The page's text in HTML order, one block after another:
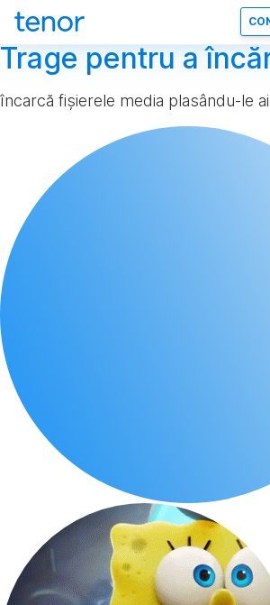
Trage pentru a
încarcă fișierele media plasându-le